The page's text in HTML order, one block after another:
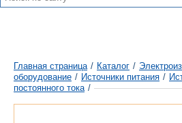
Главная страница / Каталог /
оборудование / Источники питания /
постоянного тока /